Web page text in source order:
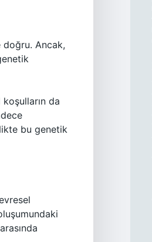
Ancak,
da
bu genetik